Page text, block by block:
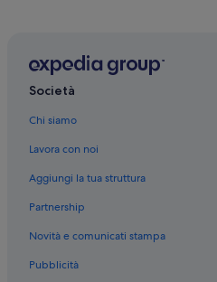
Società
Chi siamo
Lavora con noi
Aggiungi la tua struttura
Partnership
Novità e comunicati stampa
Pubblicità